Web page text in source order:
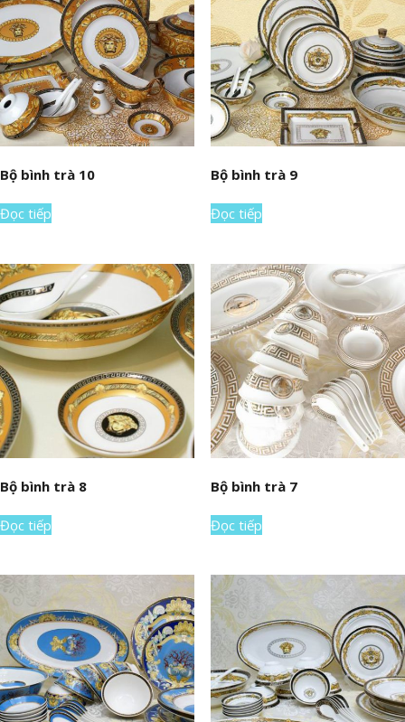
Bộ bình trà 10
Đọc tiếp
Bộ bình trà 9
Đọc tiếp
Bộ bình trà 8
Đọc tiếp
Bộ bình trà 7
Đọc tiếp